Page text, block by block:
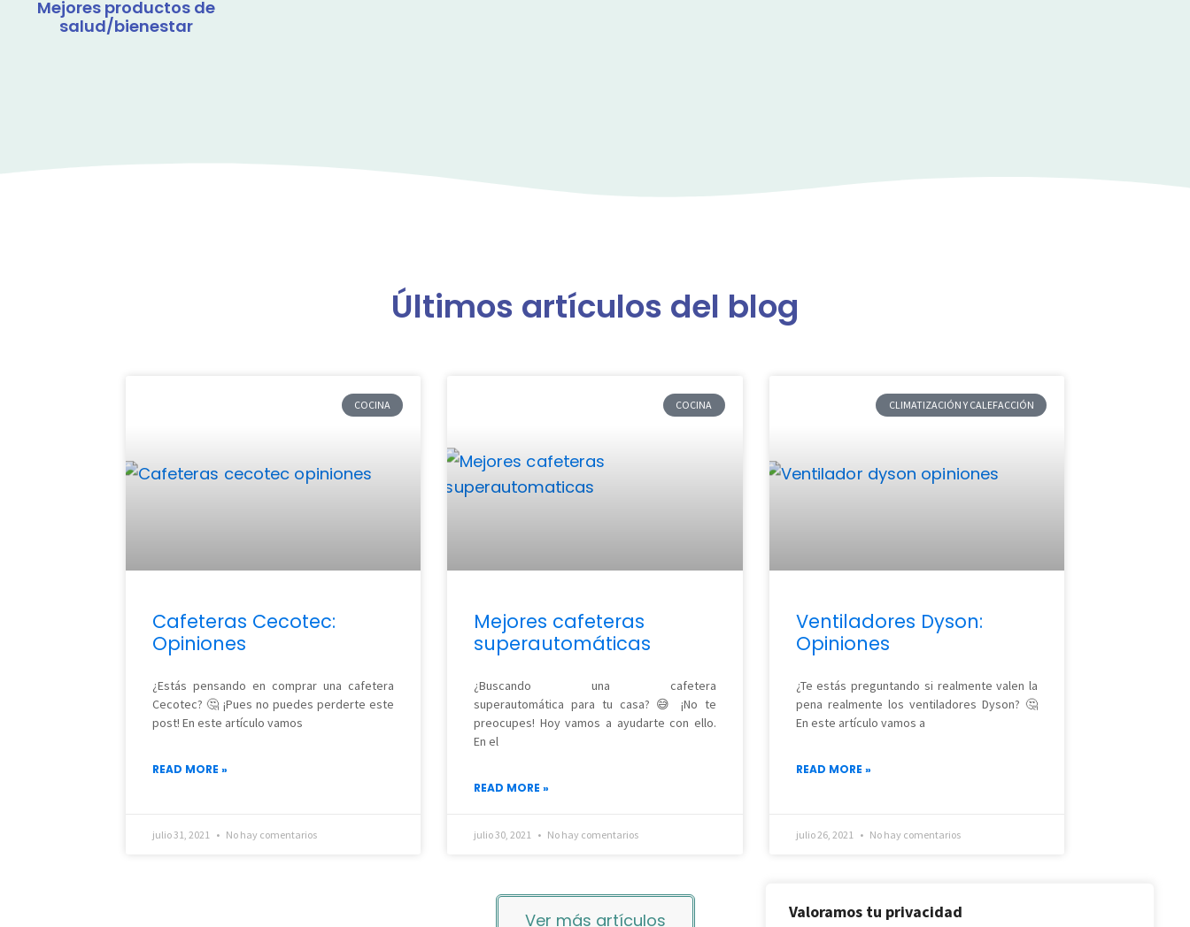
Valoramos tu privacidad
Mejores productos de
salud/bienestar
Últimos artículos del blog
COCINA
Cafeteras Cecotec:
Opiniones
¿Estás pensando en comprar una cafetera
Cecotec? 🤔 ¡Pues no puedes perderte este
post! En este artículo vamos
READ MORE »
julio 31, 2021 No hay comentarios
COCINA
Mejores cafeteras
superautomáticas
¿Buscando una cafetera
superautomática para tu casa? 😅 ¡No te
preocupes! Hoy vamos a ayudarte con ello.
En el
READ MORE »
julio 30, 2021 No hay comentarios
CLIMATIZACIÓN Y CALEFACCIÓN
Ventiladores Dyson:
Opiniones
¿Te estás preguntando si realmente valen la
pena realmente los ventiladores Dyson? 🤔
En este artículo vamos a
READ MORE »
julio 26, 2021 No hay comentarios
Ver más artículos